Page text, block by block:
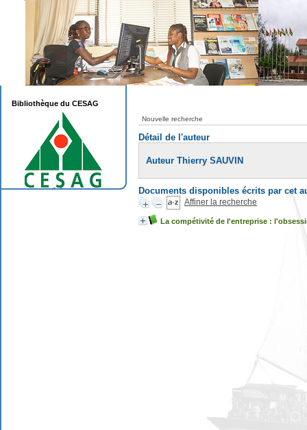
Nouvelle recherche
Détail de l'auteur
Auteur Thierry SAUVIN
Documents disponibles écrits par cet
Affiner la recherche
La compétivité de l'entreprise :
Bibliothèque du CESAG